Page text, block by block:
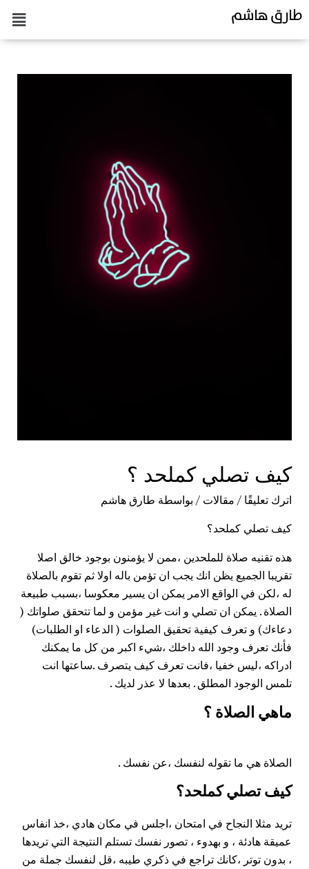
طارق هاشم
كيف تصلي كملحد ؟
اترك تعليقًا / مقالات / بواسطة طارق هاشم
كيف تصلي كملحد؟
هذه تقنيه صلاة للملحدين ،ممن لا يؤمنون بوجود خالق اصلا
تقريبا الجميع يظن انك يجب ان تؤمن باله اولا ثم تقوم بالصلاة
له ،لكن في الواقع الامر يمكن ان يسير معكوسا ،بسبب طبيعة
الصلاة . يمكن ان تصلي و انت غير مؤمن و لما تتحقق صلواتك (
دعاءك) و تعرف كيفية تحقيق الصلوات ( الدعاء او الطلبات)
فأنك تعرف وجود الله داخلك ،شيء اكبر من كل ما يمكنك
ادراكه ،ليس خفيا ،فانت تعرف كيف يتصرف .ساعتها انت
تلمس الوجود المطلق . بعدها لا عذر لديك .
ماهي الصلاة ؟
الصلاة هي ما تقوله لنفسك ،عن نفسك .
كيف تصلي كملحد؟
تريد مثلا النجاح في امتحان ،اجلس في مكان هادي ،خذ انفاس
عميقة هادئة ، و بهدوء ، تصور نفسك تستلم النتيجة التي تريدها
، بدون توتر ،كانك تراجع في ذكري طيبه ،قل لنفسك جملة من